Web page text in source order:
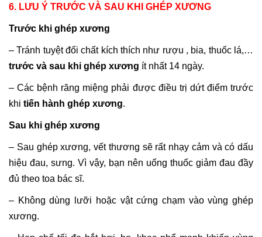
6. LƯU Ý TRƯỚC VÀ SAU KHI GHÉP XƯƠNG
Trước khi ghép xương
– Tránh tuyệt đối chất kích thích như rượu , bia, thuốc lá,…
trước và sau khi ghép xương ít nhất 14 ngày.
– Các bệnh răng miệng phải được điều trị dứt điểm trước
khi tiến hành ghép xương.
Sau khi ghép xương
– Sau ghép xương, vết thương sẽ rất nhạy cảm và có dấu
hiệu đau, sưng. Vì vậy, bạn nên uống thuốc giảm đau đầy
đủ theo toa bác sĩ.
– Không dùng lưỡi hoặc vật cứng chạm vào vùng ghép
xương.